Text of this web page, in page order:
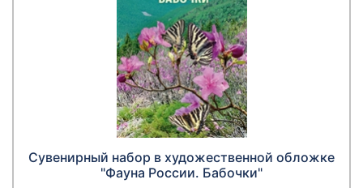
Сувенирный набор в художественной обложке
"Фауна России. Бабочки"